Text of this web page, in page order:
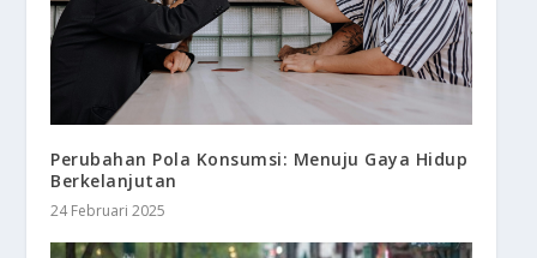
Perubahan Pola Konsumsi: Menuju Gaya Hidup
Berkelanjutan
24 Februari 2025